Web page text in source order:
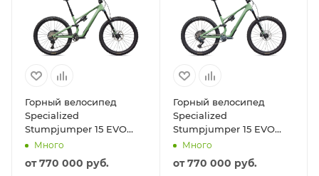
Горный велосипед
Specialized
Stumpjumper 15 EVO
Expert Di2 2026 Gloss
Pistachio / Dark Moss
Green
Много
от770 000 руб.
Горный велосипед
Specialized
Stumpjumper 15 EVO
Expert AXS 2026 Gloss
Pistachio / Dark Moss
Green
Много
от770 000 руб.